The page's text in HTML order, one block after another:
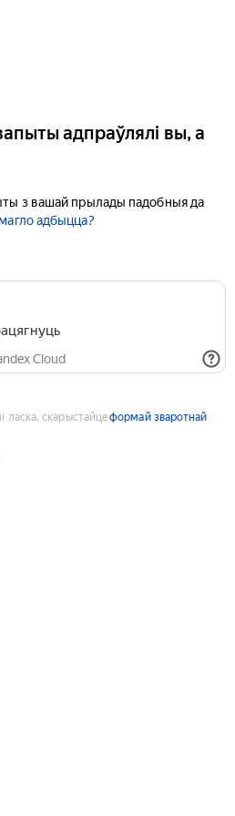
адпраўлялі вы, а
з вашай прылады падобныя да
адбыцца?
Cloud
ласка, скарыстайцеформай зваротнай